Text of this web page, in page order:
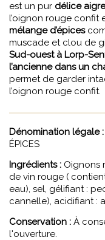
est un pur délice
l’oignon rouge confit
mélange d’épices
muscade et clou de
Sud-ouest à Lorp-
l’ancienne dans un
permet de garder
l’oignon rouge confit.
Dénomination légale :
ÉPICES
Ingrédients : Oignons
de vin rouge (
eau), sel, gélifiant :
cannelle), acidifiant :
Conservation : À
l'ouverture.